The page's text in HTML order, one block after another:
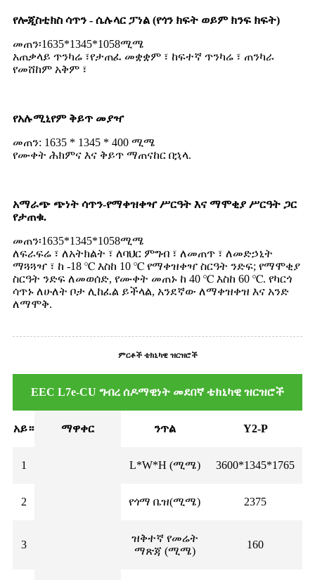
የሎጂስቲክስ ሳጥን - ሴሉላር ፓነል (የጎን ክፍት ወይም ክንፍ ክፍት)
መጠን፡1635*1345*1058ሚሜ
አጠቃላይ ጥንካሬ ፣የታጠፈ መቋቋም ፣ ከፍተኛ ጥንካሬ ፣ ጠንካራ
የመሸከም አቅም ፣
የአሉሚኒየም ቅይጥ መያዣ
መጠን: 1635 * 1345 * 400 ሚሜ
የሙቀት ሕክምና እና ቅይጥ ማጠናከር በኋላ.
አማራጭ ጭነት ሳጥን-የማቀዝቀዣ ሥርዓት እና ማሞቂያ ሥርዓት ጋር
የታጠቁ.
መጠን፡1635*1345*1058ሚሜ
ለፍራፍሬ ፣ ለአትክልት ፣ ለባህር ምግብ ፣ ለመጠጥ ፣ ለመድኃኒት
ማጓጓዣ ፣ ከ -18 ℃ እስከ 10 ℃ የማቀዝቀዣ ስርዓት ንድፍ; የማሞቂያ
ስርዓት ንድፍ ለመወሰድ, የሙቀት መጠኑ ከ 40 ℃ እስከ 60 ℃. የካርጎ
ሳጥኑ ለሁለት ቦታ ሊከፈል ይችላል, አንደኛው ለማቀዝቀዝ እና አንድ
ለማሞቅ.
ምርቶች ቴክኒካዊ ዝርዝሮች
EEC L7e-CU ግብረ ሰዶማዊነት መደበኛ ቴክኒካዊ ዝርዝሮች
አይ። ማዋቀር ንጥል Y2-P
1 L*W*H (ሚሜ) 3600*1345*1765
2 የጎማ ቤዝ(ሚሜ) 2375
3
ዝቅተኛ የመሬት
ማጽጃ (ሚሜ)
160